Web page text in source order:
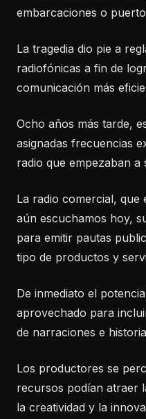
embarcaciones o
La tragedia dio pie a
radiofónicas a fin de
comunicación más
Ocho años más tarde,
asignadas frecuencias
radio que empezaban a
La radio comercial,
aún escuchamos hoy,
para emitir pautas
tipo de productos y
De inmediato el
aprovechado para
de narraciones e
Los productores se
recursos podían atraer
la creatividad y la